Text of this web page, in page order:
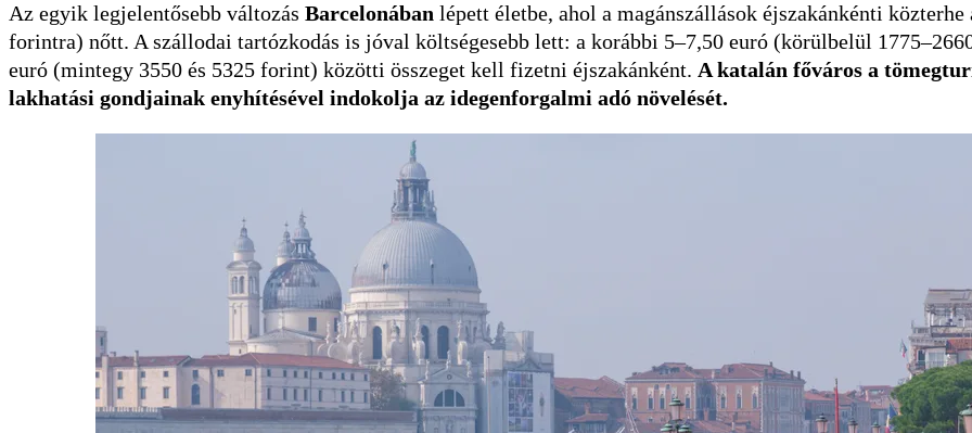
Az egyik legjelentősebb változás Barcelonában lépett életbe, ahol a magánszállások éjszakánkénti
forintra) nőtt. A szállodai tartózkodás is jóval költségesebb lett: a korábbi 5–7,50 euró (körülbelül
euró (mintegy 3550 és 5325 forint) közötti összeget kell fizetni éjszakánként. A katalán főváros a
lakhatási gondjainak enyhítésével indokolja az idegenforgalmi adó növelését.